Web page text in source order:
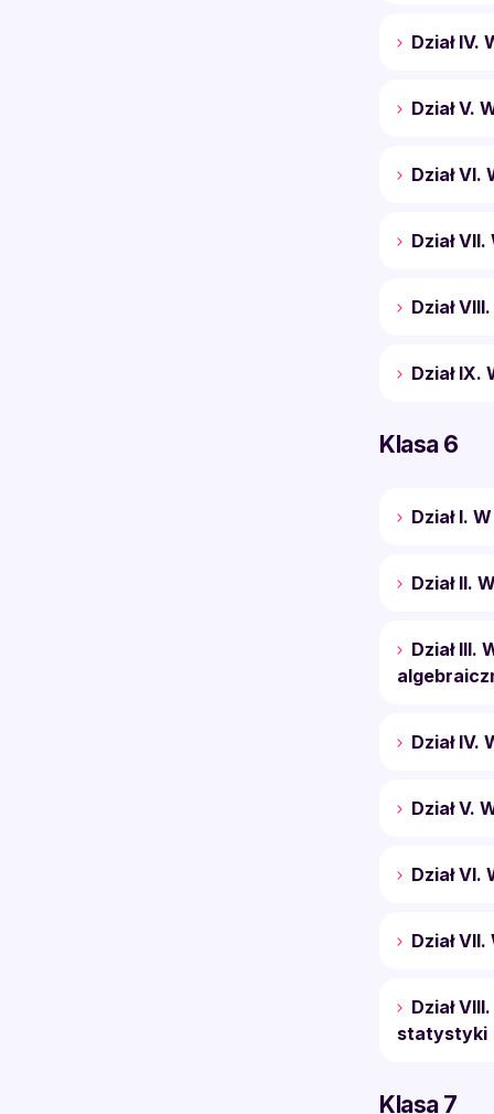
Dział
Dział V.
Dział
Dział
Dział
Dział
Klasa 6
Dział I.
Dział II.
Dział III.
Dział IV.
Dział V.
Dział
Dział
Dział
statystyki
Klasa 7